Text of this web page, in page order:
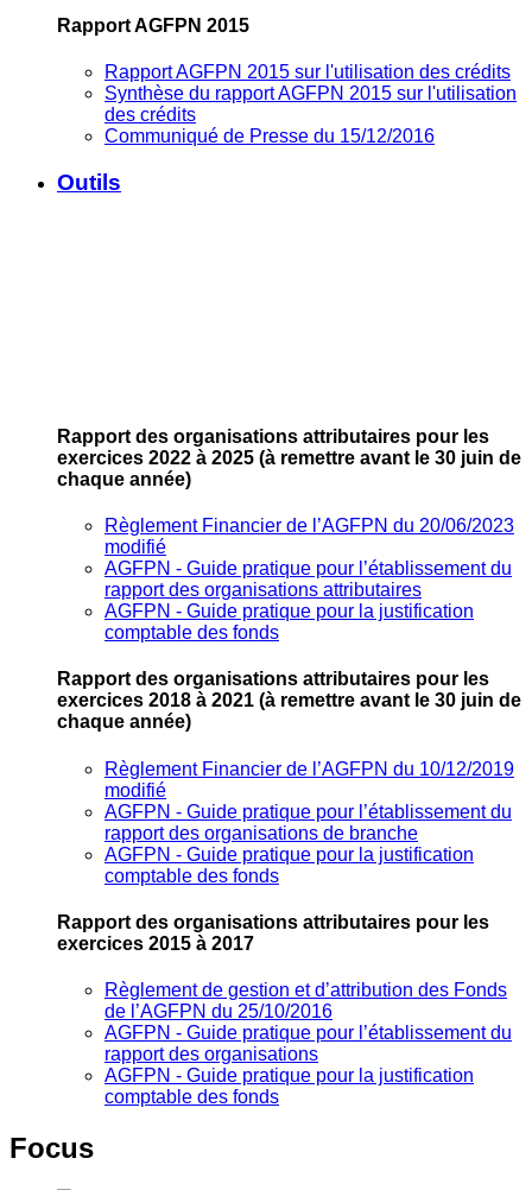
Rapport AGFPN 2015
Rapport AGFPN 2015 sur l'utilisation des crédits
Synthèse du rapport AGFPN 2015 sur l'utilisation
des crédits
Communiqué de Presse du 15/12/2016
Outils
Rapport des organisations attributaires pour les
exercices 2022 à 2025 (à remettre avant le 30 juin de
chaque année)
Règlement Financier de l’AGFPN du 20/06/2023
modifié
AGFPN ‐ Guide pratique pour l’établissement du
rapport des organisations attributaires
AGFPN ‐ Guide pratique pour la justification
comptable des fonds
Rapport des organisations attributaires pour les
exercices 2018 à 2021 (à remettre avant le 30 juin de
chaque année)
Règlement Financier de l’AGFPN du 10/12/2019
modifié
AGFPN ‐ Guide pratique pour l’établissement du
rapport des organisations de branche
AGFPN ‐ Guide pratique pour la justification
comptable des fonds
Rapport des organisations attributaires pour les
exercices 2015 à 2017
Règlement de gestion et d’attribution des Fonds
de l’AGFPN du 25/10/2016
AGFPN ‐ Guide pratique pour l’établissement du
rapport des organisations
AGFPN ‐ Guide pratique pour la justification
comptable des fonds
Focus